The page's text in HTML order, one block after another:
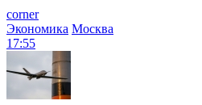
corner
Экономика Москва
17:55